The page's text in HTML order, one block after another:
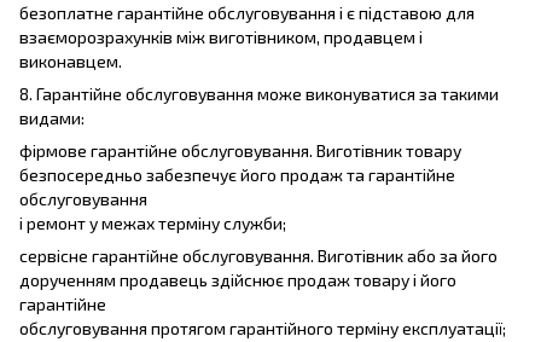
безоплатне гарантійне обслуговування і є підставою для
взаєморозрахунків між виготівником, продавцем і
виконавцем.
8. Гарантійне обслуговування може виконуватися за такими
видами:
фірмове гарантійне обслуговування. Виготівник товару
безпосередньо забезпечує його продаж та гарантійне
обслуговування
і ремонт у межах терміну служби;
сервісне гарантійне обслуговування. Виготівник або за його
дорученням продавець здійснює продаж товару і його
гарантійне
обслуговування протягом гарантійного терміну експлуатації;